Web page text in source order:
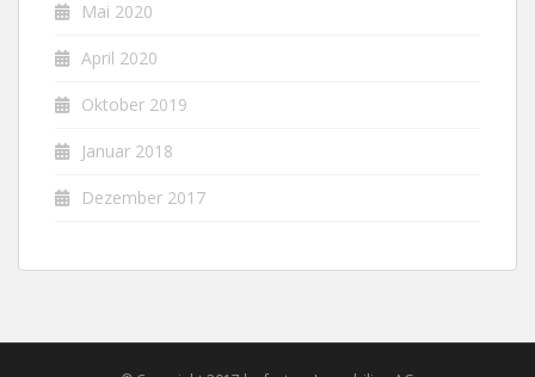
Mai 2020
April 2020
Oktober 2019
Januar 2018
Dezember 2017